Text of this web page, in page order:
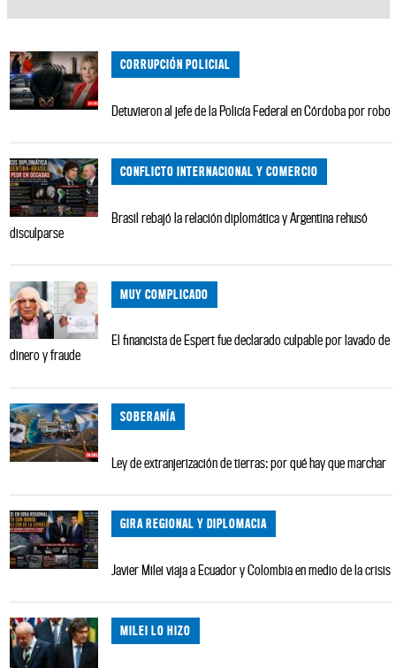
CORRUPCIÓN POLICIAL
Detuvieron al jefe de la Policía Federal en Córdoba por robo
CONFLICTO INTERNACIONAL Y COMERCIO
Brasil rebajó la relación diplomática y Argentina rehusó
disculparse
MUY COMPLICADO
El financista de Espert fue declarado culpable por lavado de
dinero y fraude
SOBERANÍA
Ley de extranjerización de tierras: por qué hay que marchar
GIRA REGIONAL Y DIPLOMACIA
Javier Milei viaja a Ecuador y Colombia en medio de la crisis
MILEI LO HIZO